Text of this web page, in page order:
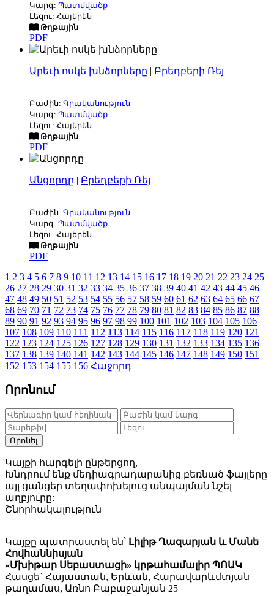
Կարգ: Պատմվածք
Լեզու: Հայերեն
Թղթային
PDF
Արեւի ոսկե խնձորները | Բրեդբերի Ռեյ
Բաժին: Գրականություն
Կարգ: Պատմվածք
Լեզու: Հայերեն
Թղթային
PDF
Անցորդը | Բրեդբերի Ռեյ
Բաժին: Գրականություն
Կարգ: Պատմվածք
Լեզու: Հայերեն
Թղթային
PDF
1 2 3 4 5 6 7 8 9 10 11 12 13 14 15 16 17 18 19 20 21 22 23 24 25
26 27 28 29 30 31 32 33 34 35 36 37 38 39 40 41 42 43 44 45 46
47 48 49 50 51 52 53 54 55 56 57 58 59 60 61 62 63 64 65 66 67
68 69 70 71 72 73 74 75 76 77 78 79 80 81 82 83 84 85 86 87 88
89 90 91 92 93 94 95 96 97 98 99 100 101 102 103 104 105 106
107 108 109 110 111 112 113 114 115 116 117 118 119 120 121
122 123 124 125 126 127 128 129 130 131 132 133 134 135 136
137 138 139 140 141 142 143 144 145 146 147 148 149 150 151
152 153 154 155 156 Հաջորդ
Որոնում
Որոնել
Կայքի հարգելի ընթերցող,
Խնդրում ենք մեդիագրադարանից բեռնած ֆայլերը
այլ ցանցեր տեղափոխելուց անպայման նշել
աղբյուրը:
Շնորհակալություն
Կայքը պատրաստել են՝ Լիլիթ Ղազարյան և Մանե
Հովհաննիսյան
«Մխիթար Սեբաստացի» կրթահամալիր ՊՈԱԿ
Հասցե` Հայաստան, Երևան, Հարավարևմտյան
թաղամաս, Առնո Բաբաջանյան 25